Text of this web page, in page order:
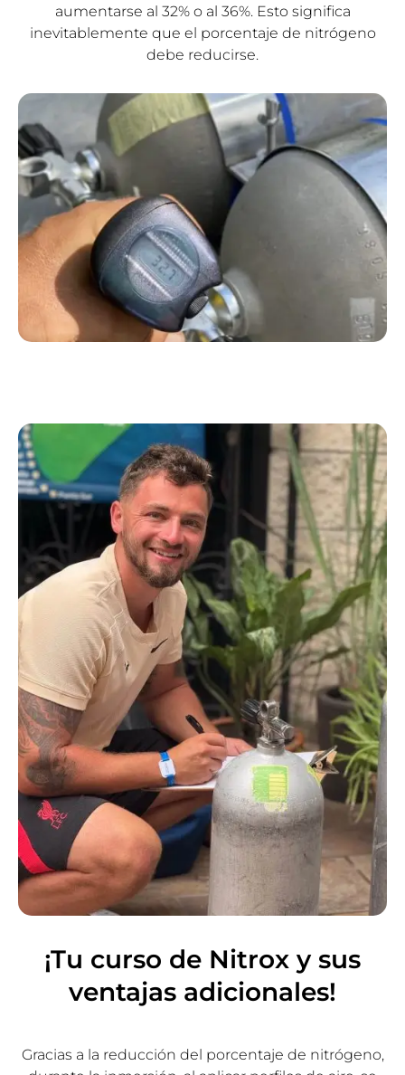
aumentarse al 32% o al 36%. Esto significa
inevitablemente que el porcentaje de nitrógeno
debe reducirse.
¡Tu curso de Nitrox y sus
ventajas adicionales!
Gracias a la reducción del porcentaje de nitrógeno,